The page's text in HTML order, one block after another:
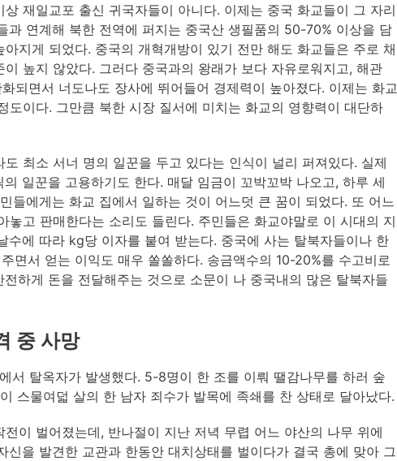
재일교포 출신 귀국자들이 아니다. 이제는 중국 화교들이 그 자리
과 연계해 북한 전역에 퍼지는 중국산 생필품의 50-70% 이상을 담
지게 되었다. 중국의 개혁개방이 있기 전만 해도 화교들은 주로 채
높지 않았다. 그러다 중국과의 왕래가 보다 자유로워지고, 해관
되면서 너도나도 장사에 뛰어들어 경제력이 높아졌다. 이제는 화교
도이다. 그만큼 북한 시장 질서에 미치는 화교의 영향력이 대단하
최소 서너 명의 일꾼을 두고 있다는 인식이 널리 퍼져있다. 실제
일꾼을 고용하기도 한다. 매달 임금이 꼬박꼬박 나오고, 하루 세
들에게는 화교 집에서 일하는 것이 어느덧 큰 꿈이 되었다. 또 어느
놓고 판매한다는 소리도 들린다. 주민들은 화교야말로 이 시대의 지
수에 따라 kg당 이자를 붙여 받는다. 중국에 사는 탈북자들이나 한
면서 얻는 이익도 매우 쏠쏠하다. 송금액수의 10-20%를 수고비로
하게 돈을 전달해주는 것으로 소문이 나 중국내의 많은 탈북자들
중 사망
서 탈옥자가 발생했다. 5-8명이 한 조를 이뤄 땔감나무를 하러 숲
스물여덟 살의 한 남자 죄수가 발목에 족쇄를 찬 상태로 달아났다.
이 벌어졌는데, 반나절이 지난 저녁 무렵 어느 야산의 나무 위에
신을 발견한 교관과 한동안 대치상태를 벌이다가 결국 총에 맞아 그